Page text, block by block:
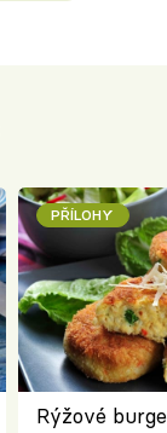
PŘÍLOHY
Rýžové